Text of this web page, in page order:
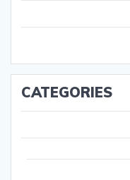
CATEGORIES